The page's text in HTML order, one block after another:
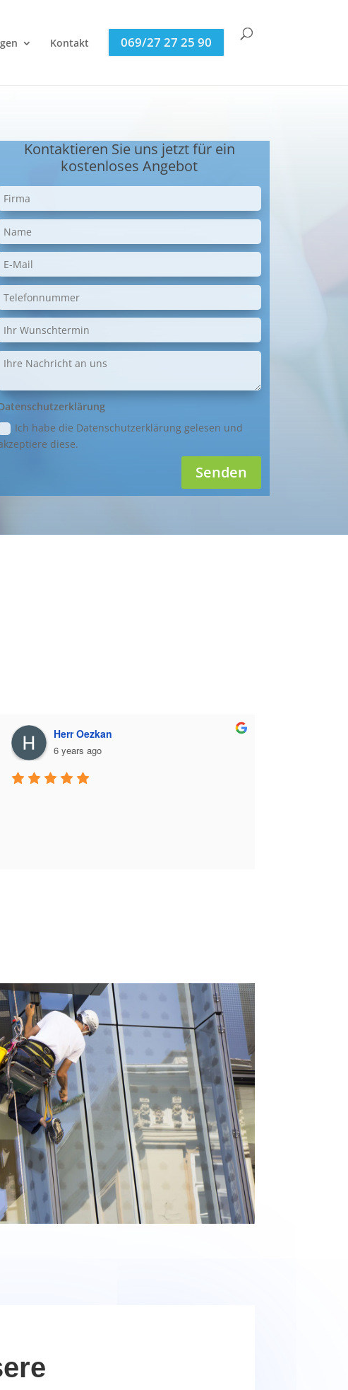
Kontakt 069/27 27 25 90
Kontaktieren Sie uns jetzt für ein
kostenloses Angebot
Ich habe die Datenschutzerklärung gelesen und
diese.
Senden
Herr Oezkan
6 years ago